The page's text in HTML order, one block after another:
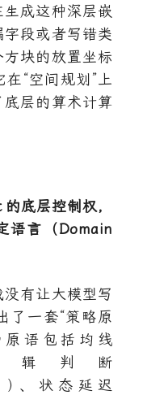
成这种深层嵌
段或者写错类
块的放置坐标
“空间规划”上
层的算术计算
的底层控制权，
语言（Domain
有让大模型写
了一套“策略原
原语包括均线
辑判断
）、状态延迟